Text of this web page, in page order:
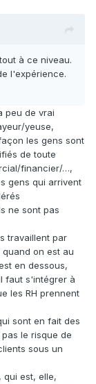
à ce niveau.
l'expérience.
peu de vrai
yeuse,
les gens sont
de toute
financier/…,
gens qui arrivent
ne sont pas
travaillent par
on est au
en dessous,
faut s'intégrer à
les RH prennent
sont en fait des
le risque de
sous un
qui est, elle,